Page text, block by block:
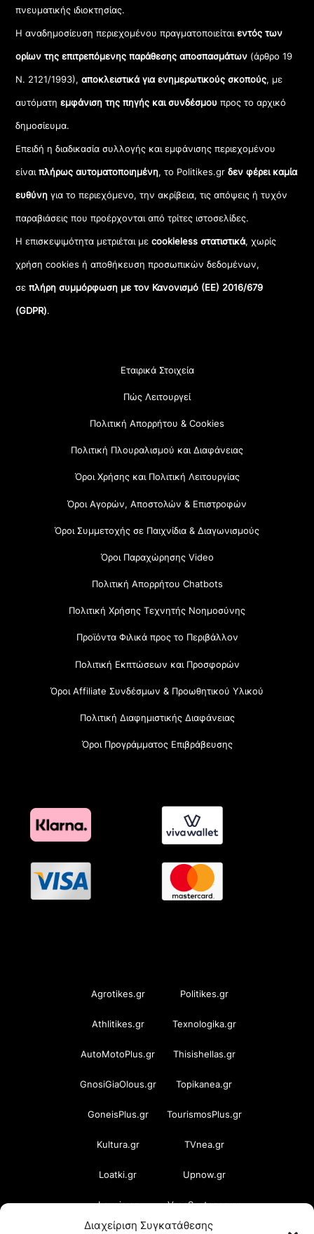
Διαχείριση Συγκατάθεσης
πνευματικής ιδιοκτησίας.
Η αναδημοσίευση περιεχομένου πραγματοποιείταιεντός των
ορίων της επιτρεπόμενης παράθεσης αποσπασμάτων (άρθρο 19
Ν. 2121/1993), αποκλειστικά για ενημερωτικούς σκοπούς, με
αυτόματηεμφάνιση της πηγής και συνδέσμου προς το αρχικό
δημοσίευμα.
Επειδή η διαδικασία συλλογής και εμφάνισης περιεχομένου
είναιπλήρως αυτοματοποιημένη, το Politikes.grδεν φέρει καμία
ευθύνη για το περιεχόμενο, την ακρίβεια, τις απόψεις ή τυχόν
παραβιάσεις που προέρχονται από τρίτες ιστοσελίδες.
Η επισκεψιμότητα μετριέται μεcookieless στατιστικά, χωρίς
χρήση cookies ή αποθήκευση προσωπικών δεδομένων,
σεπλήρη συμμόρφωση με τον Κανονισμό (ΕΕ) 2016/679
(GDPR).
Εταιρικά Στοιχεία
Πώς Λειτουργεί
Πολιτική Απορρήτου & Cookies
Πολιτική Πλουραλισμού και Διαφάνειας
Όροι Χρήσης και Πολιτική Λειτουργίας
Όροι Αγορών, Αποστολών & Επιστροφών
Όροι Συμμετοχής σε Παιχνίδια & Διαγωνισμούς
Όροι Παραχώρησης Video
Πολιτική Απορρήτου Chatbots
Πολιτική Χρήσης Τεχνητής Νοημοσύνης
Προϊόντα Φιλικά προς το Περιβάλλον
Πολιτική Εκπτώσεων και Προσφορών
Όροι Affiliate Συνδέσμων & Προωθητικού Υλικού
Πολιτική Διαφημιστικής Διαφάνειας
Όροι Προγράμματος Επιβράβευσης
Agrotikes.gr Politikes.gr
Athlitikes.gr Texnologika.gr
AutoMotoPlus.gr Thisishellas.gr
GnosiGiaOlous.gr Topikanea.gr
GoneisPlus.gr TourismosPlus.gr
Kultura.gr TVnea.gr
Loatki.gr Upnow.gr
Loveis.gr VresSyntages.gr